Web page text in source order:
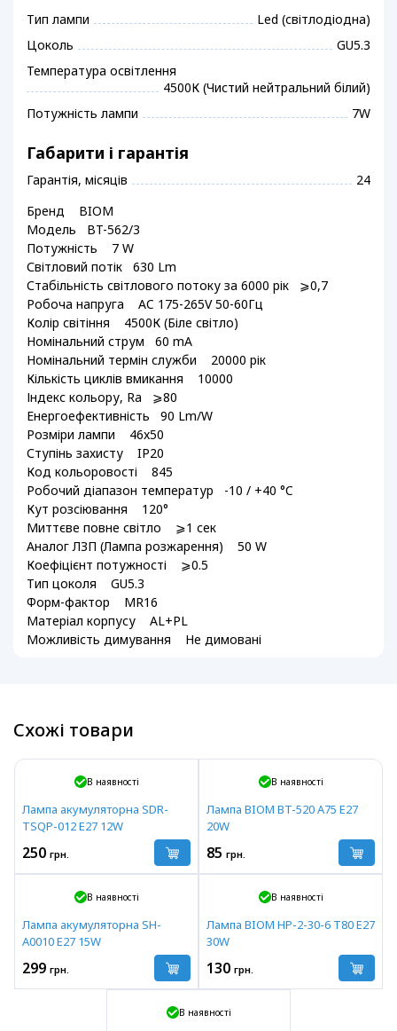
Тип лампи
Led (світлодіодна)
Цоколь
GU5.3
Температура освітлення
4500К (Чистий нейтральний білий)
Потужність лампи
7W
Габарити і гарантія
Гарантія, місяців
24
Бренд BIOM
Модель BT-562/3
Потужність 7 W
Світловий потік 630 Lm
Стабільність світлового потоку за 6000 рік ⩾0,7
Робоча напруга AC 175-265V 50-60Гц
Колір світіння 4500К (Біле світло)
Номінальний струм 60 mA
Номінальний термін служби 20000 рік
Кількість циклів вмикання 10000
Індекс кольору, Ra ⩾80
Енергоефективність 90 Lm/W
Розміри лампи 46x50
Ступінь захисту IP20
Код кольоровості 845
Робочий діапазон температур -10 / +40 °C
Кут розсіювання 120°
Миттєве повне світло ⩾1 сек
Аналог ЛЗП (Лампа розжарення) 50 W
Коефіцієнт потужності ⩾0.5
Тип цоколя GU5.3
Форм-фактор MR16
Матеріал корпусу AL+PL
Можливість димування Не димовані
Схожі товари
В наявності
Лампа акумуляторна SDR-
TSQP-012 E27 12W
250 грн.
В наявності
Лампа BIOM BT-520 A75 E27
20W
85 грн.
В наявності
Лампа акумуляторна SH-
A0010 E27 15W
299 грн.
В наявності
Лампа BIOM HP-2-30-6 T80 E27
30W
130 грн.
В наявності